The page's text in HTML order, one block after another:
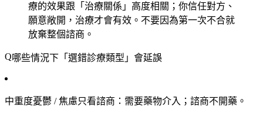
療的效果跟「治療關係」高度相關；你信任對方、
願意敞開，治療才會有效。不要因為第一次不合就
放棄整個諮商。
哪些情況下「選錯診療類型」會延誤
中重度憂鬱 / 焦慮只看諮商 ：需要藥物介入；諮商不開藥。